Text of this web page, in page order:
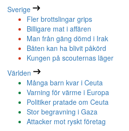
Sverige
Fler brottslingar grips
Billigare mat i affären
Man från gäng dömd i Irak
Båten kan ha blivit påkörd
Kungen på scouternas läger
Världen
Många barn kvar i Ceuta
Varning för värme i Europa
Politiker pratade om Ceuta
Stor begravning i Gaza
Attacker mot ryskt företag